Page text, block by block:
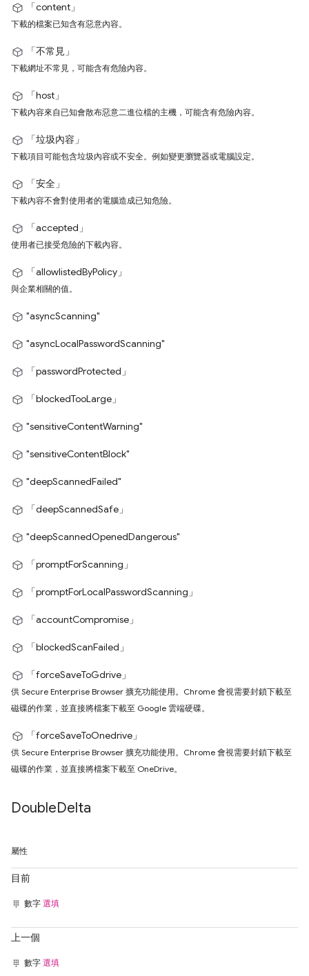
「content」
下載的檔案已知含有惡意內容。
「不常見」
下載網址不常見，可能含有危險內容。
「host」
下載內容來自已知會散布惡意二進位檔的主機，可能含有危險內容。
「垃圾內容」
下載項目可能包含垃圾內容或不安全。例如變更瀏覽器或電腦設定。
「安全」
下載內容不會對使用者的電腦造成已知危險。
「accepted」
使用者已接受危險的下載內容。
「allowlistedByPolicy」
與企業相關的值。
"asyncScanning"
"asyncLocalPasswordScanning"
「passwordProtected」
「blockedTooLarge」
"sensitiveContentWarning"
"sensitiveContentBlock"
"deepScannedFailed"
「deepScannedSafe」
"deepScannedOpenedDangerous"
「promptForScanning」
「promptForLocalPasswordScanning」
「accountCompromise」
「blockedScanFailed」
「forceSaveToGdrive」
供 Secure Enterprise Browser 擴充功能使用。Chrome 會視需要封鎖下載至
磁碟的作業，並直接將檔案下載至 Google 雲端硬碟。
「forceSaveToOnedrive」
供 Secure Enterprise Browser 擴充功能使用。Chrome 會視需要封鎖下載至
磁碟的作業，並直接將檔案下載至 OneDrive。
DoubleDelta
屬性
目前
數字 選填
上一個
數字 選填